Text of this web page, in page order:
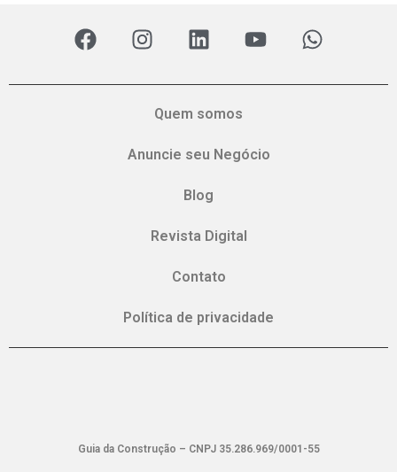
Quem somos
Anuncie seu Negócio
Blog
Revista Digital
Contato
Política de privacidade
Guia da Construção – CNPJ 35.286.969/0001-55